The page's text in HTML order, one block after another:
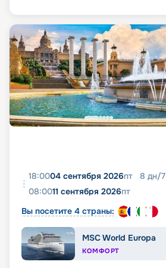
18:0004 сентября 2026пт 8 дн/7
08:0011 сентября 2026пт
Вы посетите 4 страны:
MSC World Europa
КОМФОРТ